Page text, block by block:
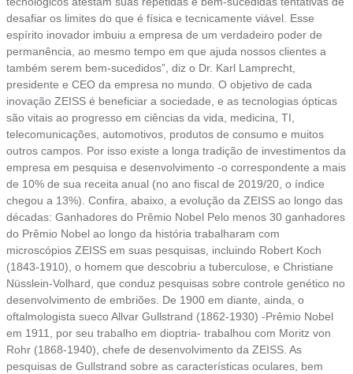
desafiar os limites do que é física e tecnicamente viável. Esse
espírito inovador imbuiu a empresa de um verdadeiro poder de
permanência, ao mesmo tempo em que ajuda nossos clientes a
também serem bem-sucedidos”, diz o Dr. Karl Lamprecht,
presidente e CEO da empresa no mundo. O objetivo de cada
inovação ZEISS é beneficiar a sociedade, e as tecnologias ópticas
são vitais ao progresso em ciências da vida, medicina, TI,
telecomunicações, automotivos, produtos de consumo e muitos
outros campos. Por isso existe a longa tradição de investimentos da
empresa em pesquisa e desenvolvimento -o correspondente a mais
de 10% de sua receita anual (no ano fiscal de 2019/20, o índice
chegou a 13%). Confira, abaixo, a evolução da ZEISS ao longo das
décadas: Ganhadores do Prêmio Nobel Pelo menos 30 ganhadores
do Prêmio Nobel ao longo da história trabalharam com
microscópios ZEISS em suas pesquisas, incluindo Robert Koch
(1843-1910), o homem que descobriu a tuberculose, e Christiane
Nüsslein-Volhard, que conduz pesquisas sobre controle genético no
desenvolvimento de embriões. De 1900 em diante, ainda, o
oftalmologista sueco Allvar Gullstrand (1862-1930) -Prêmio Nobel
em 1911, por seu trabalho em dioptria- trabalhou com Moritz von
Rohr (1868-1940), chefe de desenvolvimento da ZEISS. As
pesquisas de Gullstrand sobre as características oculares, bem